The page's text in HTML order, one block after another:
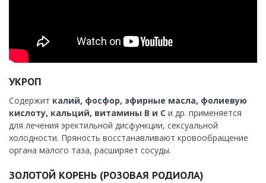
УКРОП
Содержит калий, фосфор, эфирные масла, фолиевую
кислоту, кальций, витамины В и С и др. применяется
для лечения эректильной дисфункции, сексуальной
холодности. Пряность восстанавливают кровообращение
органа малого таза, расширяет сосуды.
ЗОЛОТОЙ КОРЕНЬ (РОЗОВАЯ РОДИОЛА)